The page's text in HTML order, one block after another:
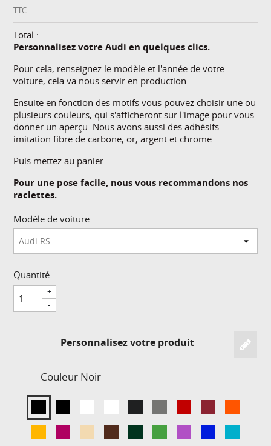
TTC
Total :
Personnalisez votre Audi en quelques clics.
Pour cela, renseignez le modèle et l'année de votre
voiture, cela va nous servir en production.
Ensuite en fonction des motifs vous pouvez choisir une ou
plusieurs couleurs, qui s'afficheront sur l'image pour vous
donner un aperçu. Nous avons aussi des adhésifs
imitation fibre de carbone, or, argent et chrome.
Puis mettez au panier.
Pour une pose facile, nous vous recommandons nos
raclettes.
Modèle de voiture
Quantité
+
-
Personnalisez votre produit
Couleur Noir